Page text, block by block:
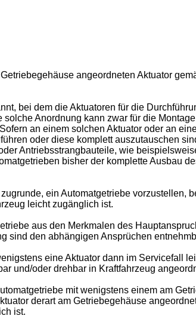
angeordneten Aktuator
bei dem die Aktuatoren für die
Anordnung kann zwar für die
an einem solchen Aktuator oder an
oder diese komplett auszutauschen
Antriebsstrangbauteile, wie
bisher der komplette Ausbau
ein Automatgetriebe vorzustellen,
leicht zugänglich ist.
aus den Merkmalen des
sind den abhängigen Ansprüchen
eine Aktuator dann im Servicefall
und/oder drehbar in Kraftfahrzeug
mit wenigstens einem am
derart am Getriebegehäuse
ist.